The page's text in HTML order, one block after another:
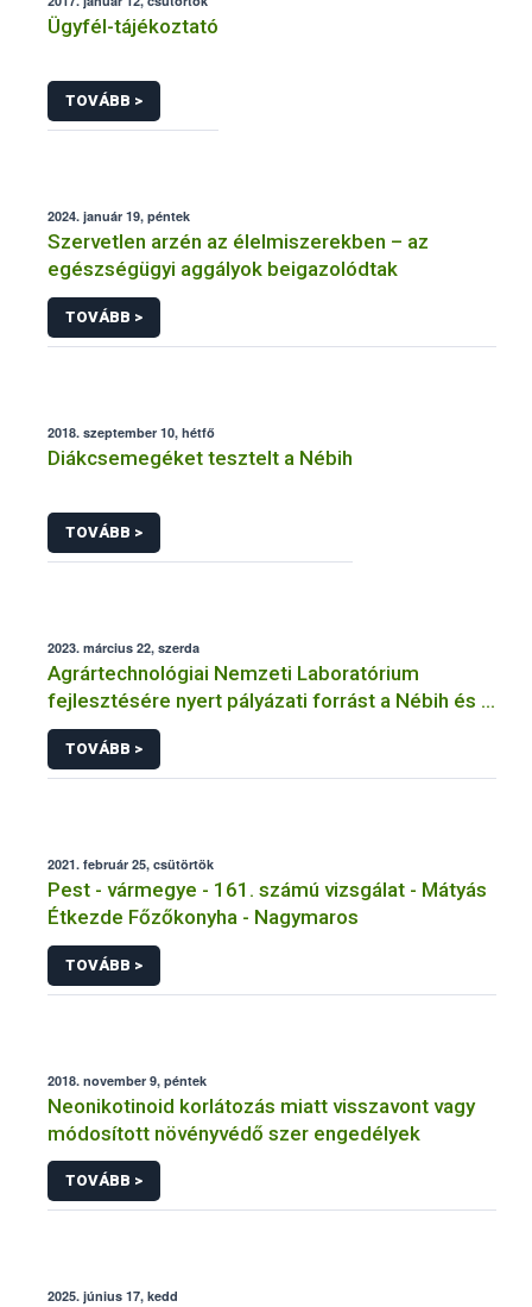
Ügyfél-tájékoztató
TOVÁBB >
2024. január 19, péntek
Szervetlen arzén az élelmiszerekben – az
egészségügyi aggályok beigazolódtak
TOVÁBB >
2018. szeptember 10, hétfő
Diákcsemegéket tesztelt a Nébih
TOVÁBB >
2023. március 22, szerda
Agrártechnológiai Nemzeti Laboratórium
fejlesztésére nyert pályázati forrást a Nébih és a
MATE
TOVÁBB >
2021. február 25, csütörtök
Pest - vármegye - 161. számú vizsgálat - Mátyás
Étkezde Főzőkonyha - Nagymaros
TOVÁBB >
2018. november 9, péntek
Neonikotinoid korlátozás miatt visszavont vagy
módosított növényvédő szer engedélyek
TOVÁBB >
2025. június 17, kedd